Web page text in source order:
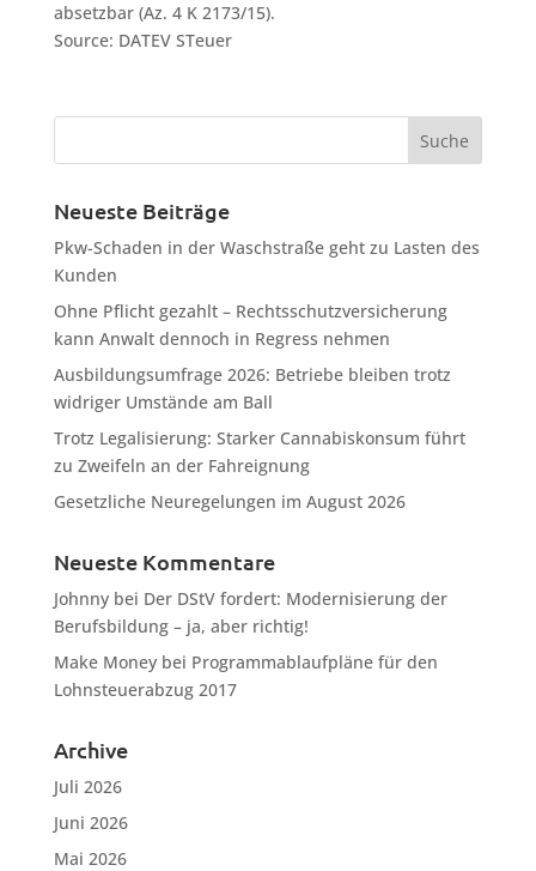
absetzbar (Az. 4 K 2173/15).
Source: DATEV STeuer
Neueste Beiträge
Pkw-Schaden in der Waschstraße geht zu Lasten des
Kunden
Ohne Pflicht gezahlt – Rechtsschutzversicherung
kann Anwalt dennoch in Regress nehmen
Ausbildungsumfrage 2026: Betriebe bleiben trotz
widriger Umstände am Ball
Trotz Legalisierung: Starker Cannabiskonsum führt
zu Zweifeln an der Fahreignung
Gesetzliche Neuregelungen im August 2026
Neueste Kommentare
Johnnybei Der DStV fordert: Modernisierung der
Berufsbildung – ja, aber richtig!
Make Moneybei Programmablaufpläne für den
Lohnsteuerabzug 2017
Archive
Juli 2026
Juni 2026
Mai 2026